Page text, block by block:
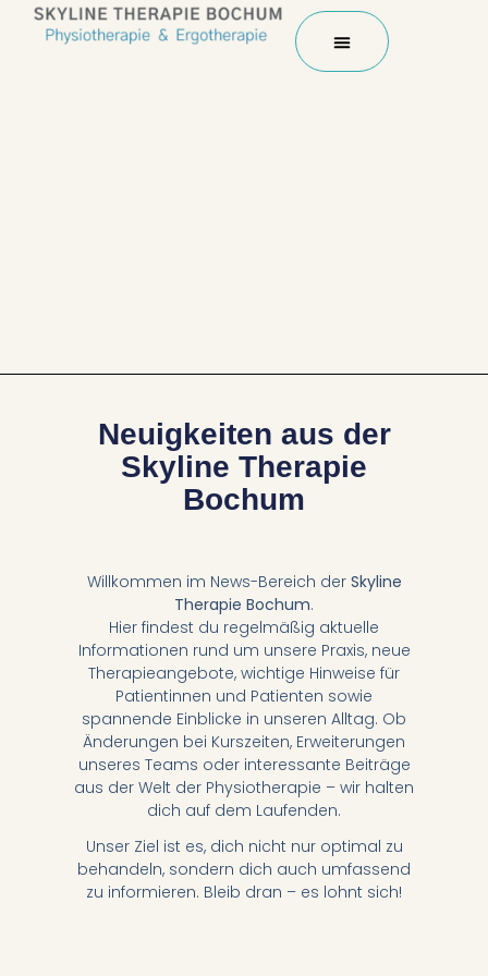
springen
Neuigkeiten aus der
Skyline Therapie
Bochum
Willkommen im News-Bereich der Skyline
Therapie Bochum.
Hier findest du regelmäßig aktuelle
Informationen rund um unsere Praxis, neue
Therapieangebote, wichtige Hinweise für
Patientinnen und Patienten sowie
spannende Einblicke in unseren Alltag. Ob
Änderungen bei Kurszeiten, Erweiterungen
unseres Teams oder interessante Beiträge
aus der Welt der Physiotherapie – wir halten
dich auf dem Laufenden.
Unser Ziel ist es, dich nicht nur optimal zu
behandeln, sondern dich auch umfassend
zu informieren. Bleib dran – es lohnt sich!